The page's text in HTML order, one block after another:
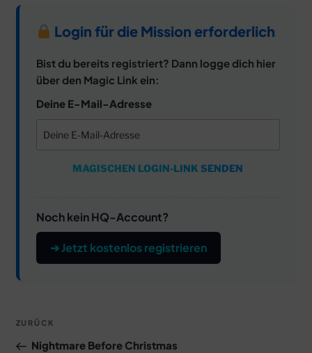
Login für die Mission erforderlich
Bist du bereits registriert? Dann logge dich hier
über den Magic Link ein:
Deine E-Mail-Adresse
MAGISCHEN LOGIN-LINK SENDEN
Noch kein HQ-Account?
➔ Jetzt kostenlos registrieren
Beitragsnavigation
Vorheriger
Beitrag
ZURÜCK
Nightmare Before Christmas